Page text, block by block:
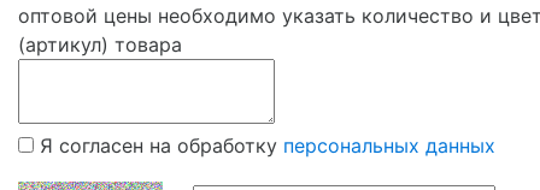
оптовой цены необходимо указать количество и
(артикул) товара
Я согласен на обработку персональных данных